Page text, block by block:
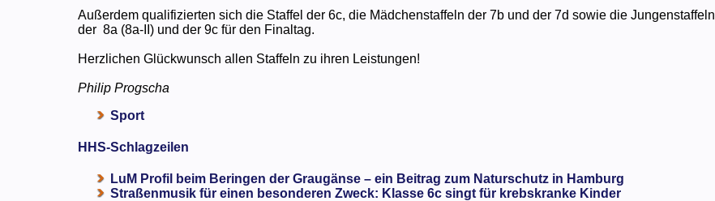
Außerdem qualifizierten sich die Staffel der 6c, die Mädchenstaffeln der 7b und der 7d sowie die Jungenstaffeln
der 8a (8a-II) und der 9c für den Finaltag.
Herzlichen Glückwunsch allen Staffeln zu ihren Leistungen!
Philip Progscha
Sport
HHS-Schlagzeilen
LuM Profil beim Beringen der Graugänse – ein Beitrag zum Naturschutz in Hamburg
Straßenmusik für einen besonderen Zweck: Klasse 6c singt für krebskranke Kinder